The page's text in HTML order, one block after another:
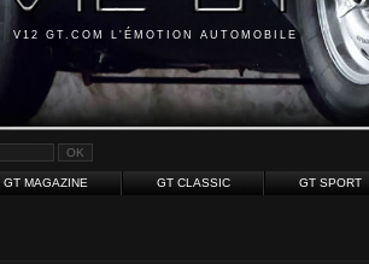
V12 GT.COM L'ÉMOTION AUTOMOBILE
GT MAGAZINE GT CLASSIC GT SPORT